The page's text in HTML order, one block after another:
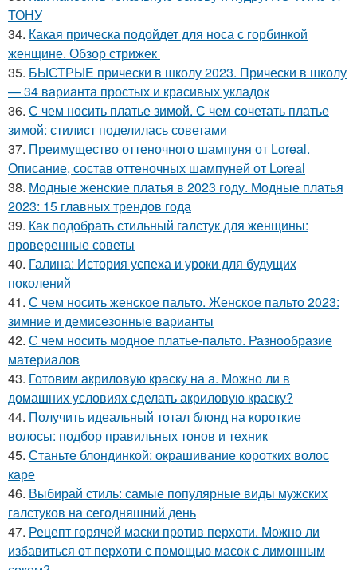
ТОНУ
34. Какая прическа подойдет для носа с горбинкой
женщине. Обзор стрижек
35. БЫСТРЫЕ прически в школу 2023. Прически в школу
— 34 варианта простых и красивых укладок
36. С чем носить платье зимой. С чем сочетать платье
зимой: стилист поделилась советами
37. Преимущество оттеночного шампуня от Loreal.
Описание, состав оттеночных шампуней от Loreal
38. Модные женские платья в 2023 году. Модные платья
2023: 15 главных трендов года
39. Как подобрать стильный галстук для женщины:
проверенные советы
40. Галина: История успеха и уроки для будущих
поколений
41. С чем носить женское пальто. Женское пальто 2023:
зимние и демисезонные варианты
42. С чем носить модное платье-пальто. Разнообразие
материалов
43. Готовим акриловую краску на а. Можно ли в
домашних условиях сделать акриловую краску?
44. Получить идеальный тотал блонд на короткие
волосы: подбор правильных тонов и техник
45. Станьте блондинкой: окрашивание коротких волос
каре
46. Выбирай стиль: самые популярные виды мужских
галстуков на сегодняшний день
47. Рецепт горячей маски против перхоти. Можно ли
избавиться от перхоти с помощью масок с лимонным